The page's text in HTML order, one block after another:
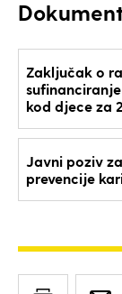
Zaključak o
kod djece za
Javni poziv
prevencije